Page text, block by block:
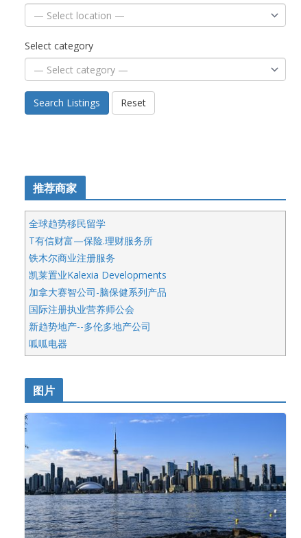
Select category
Search Listings Reset
推荐商家
全球趋势移民留学
T有信财富—保险.理财服务所
铁木尔商业注册服务
凯莱置业Kalexia Developments
加拿大赛智公司-脑保健系列产品
国际注册执业营养师公会
新趋势地产--多伦多地产公司
呱呱电器
开明车行KS CAR SALES & SERVICE
皇后金融集团
铁木尔商业注册服务
图片